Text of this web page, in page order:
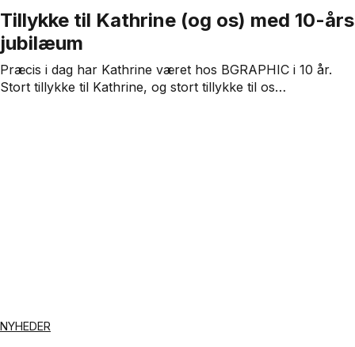
Tillykke til Kathrine (og os) med 10-års
jubilæum
Præcis i dag har Kathrine været hos BGRAPHIC i 10 år.
Stort tillykke til Kathrine, og stort tillykke til os…
NYHEDER